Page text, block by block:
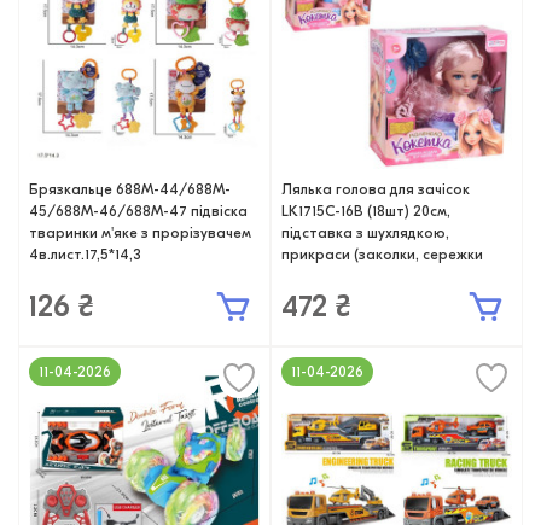
Брязкальце 688M-44/688M-
45/688M-46/688M-47 підвіска
тваринки м'яке з прорізувачем
4в.лист.17,5*14,3
126 ₴
Лялька голова для зачісок
LK1715C-16B (18шт) 20см,
підставка з шухлядкою,
прикраси (заколки, сережки
472 ₴
11-04-2026 11-04-2026